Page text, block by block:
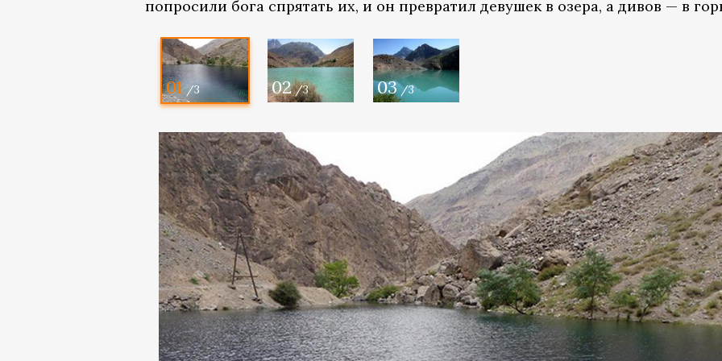
попросили бога спрятать их, и он превратил девушек в озера, а дивов — в
01 /3 02 /3 03 /3